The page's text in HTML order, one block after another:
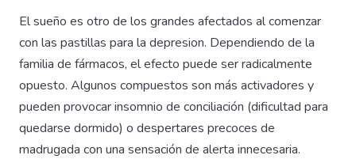
El sueño es otro de los grandes afectados al comenzar
con las pastillas para la depresion. Dependiendo de la
familia de fármacos, el efecto puede ser radicalmente
opuesto. Algunos compuestos son más activadores y
pueden provocar insomnio de conciliación (dificultad para
quedarse dormido) o despertares precoces de
madrugada con una sensación de alerta innecesaria.